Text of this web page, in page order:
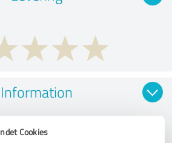
Cookies
Information